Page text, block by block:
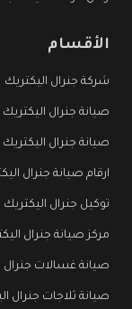
الأقسام
شركة جنرال اليكتريك
صيانة جنرال اليكتريك
صيانة جنرال اليكتريك
ارقام صيانة جنرال
توكيل جنرال اليكتريك
مركز صيانة جنرال
صيانة غسالات جنرال
صيانة ثلاجات جنرال